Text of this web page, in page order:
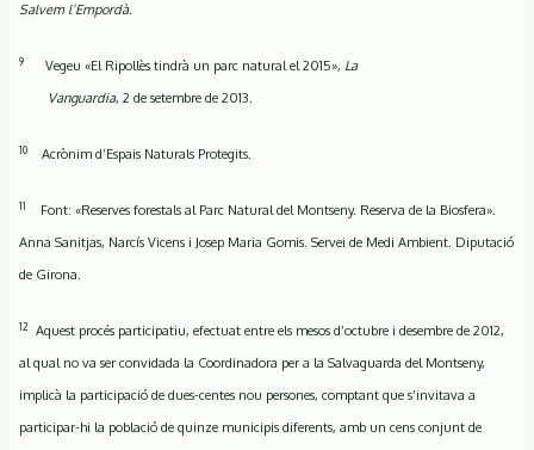
Salvem l’Empordà.
9 Vegeu «El Ripollès tindrà un parc natural el 2015», La
Vanguardia, 2 de setembre de 2013.
10 Acrònim d’Espais Naturals Protegits.
11
Font: «Reserves forestals al Parc Natural del Montseny. Reserva de la Biosfera».
Anna Sanitjas, Narcís Vicens i Josep Maria Gomis. Servei de Medi Ambient. Diputació
de Girona.
12
Aquest procés participatiu, efectuat entre els mesos d’octubre i desembre de 2012,
al qual no va ser convidada la Coordinadora per a la Salvaguarda del Montseny,
implicà la participació de dues-centes nou persones, comptant que s’invitava a
participar-hi la població de quinze municipis diferents, amb un cens conjunt de